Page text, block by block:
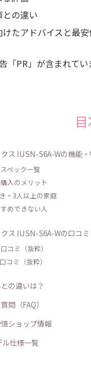
の違い
たアドバイスと最
PR」が含まれてい
ス IUSN-S6A-Wの機能・
ペック一覧
入のメリット
・3人以上の家庭
めできない人
ス IUSN-S6A-Wの口コ
コミ（抜粋）
コミ（抜粋）
の違いは？
問（FAQ）
ショップ情報
ル仕様一覧